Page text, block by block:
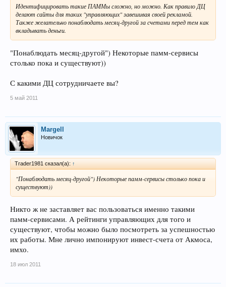
Идентифицировать такие ПАММы сложно, но можно. Как правило ДЦ
делают сайты для таких "управляющих" завешивая своей рекламой.
Также желательно понаблюдать месяц-другой за счетами перед тем как
вкладывать деньги.
"Понаблюдать месяц-другой") Некоторые памм-сервисы
столько пока и существуют))
С какими ДЦ сотрудничаете вы?
5 май 2011
Margell
Новичок
Trader1981 сказал(а): ↑
"Понаблюдать месяц-другой") Некоторые памм-сервисы столько пока и
существуют))
Никто ж не заставляет вас пользоваться именно такими
памм-сервисами. А рейтинги управляющих для того и
существуют, чтобы можно было посмотреть за успешностью
их работы. Мне лично импонируют инвест-счета от Акмоса,
имхо.
18 июл 2011